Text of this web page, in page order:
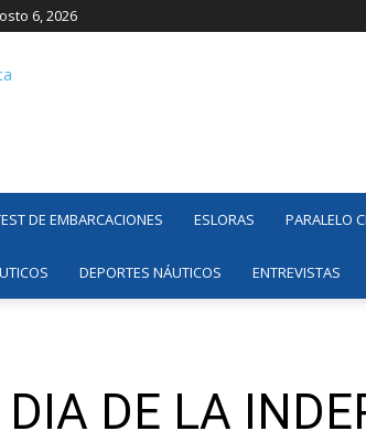
6, 2026
DE EMBARCACIONES ESLORAS PARALELO
DEPORTES NÁUTICOS ENTREVISTAS
DE LA